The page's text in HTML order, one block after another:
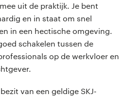
uit de praktijk. Je bent
en in staat om snel
in een hectische omgeving.
schakelen tussen de
op de werkvloer en
van een geldige SKJ-